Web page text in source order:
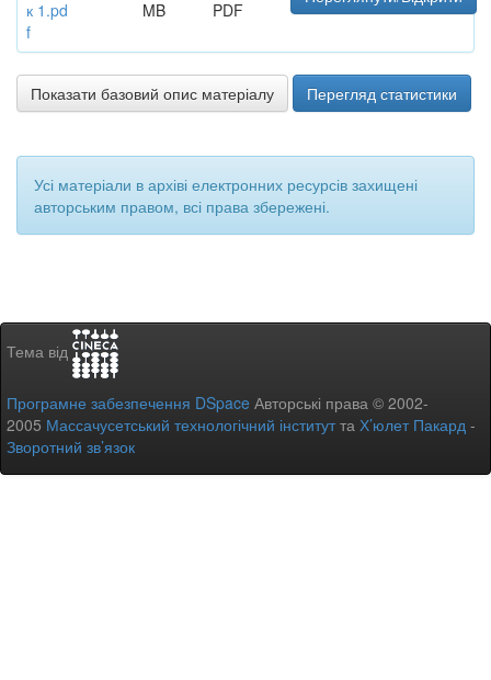
к 1.pd
f
MB
PDF
Показати базовий опис матеріалу Перегляд статистики
Усі матеріали в архіві електронних ресурсів захищені
авторським правом, всі права збережені.
Тема від
Програмне забезпечення DSpace Авторські права © 2002-
2005 Массачусетський технологічний інститутта Х’юлет Пакард -
Зворотний зв’язок